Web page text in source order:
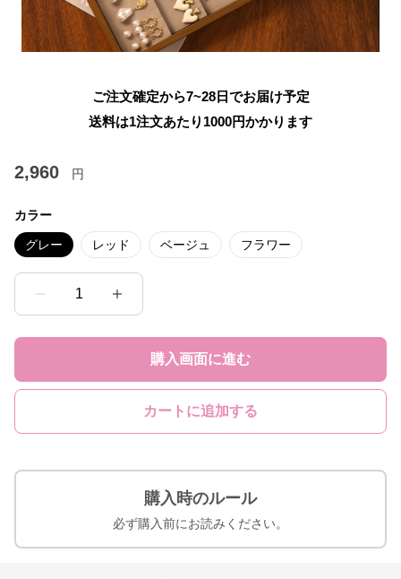
ご注文確定から7~28日でお届け予定
送料は1注文あたり 1000円かかります
2,960 円
カラー
グレー レッド ベージュ フラワー
1
購入画面に進む
カートに追加する
購入時のルール
必ず購入前にお読みください。